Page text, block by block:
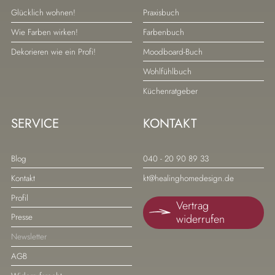
Navigation
überspringen
Glücklich wohnen!
Wie Farben wirken!
Dekorieren wie ein Profi!
Navigation
überspringen
Praxisbuch
Farbenbuch
Moodboard-Buch
Wohlfühlbuch
Küchenratgeber
SERVICE
Navigation
überspringen
Blog
Kontakt
Profil
Presse
Newsletter
AGB
KONTAKT
Navigation
überspringen
040 - 20 90 89 33
kt@healinghomedesign.de
Vertrag
widerrufen